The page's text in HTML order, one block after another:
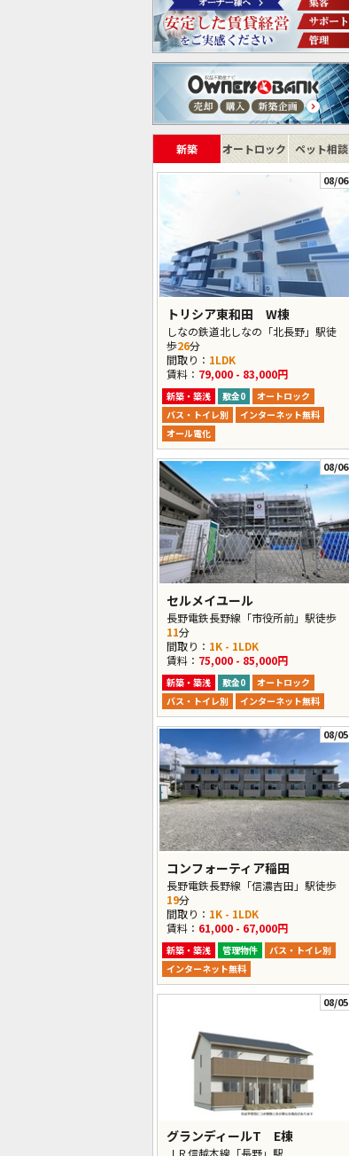
新築 オートロック ペット相談
08/06
トリシア東和田 W棟
しなの鉄道北しなの「北長野」駅徒
歩26分
間取り： 1LDK
賃料： 79,000 - 83,000円
新築・築浅 敷金0
オートロック
バス・トイレ別
インターネット無料
オール電化
08/06
セルメイユール
長野電鉄長野線「市役所前」駅徒歩
11分
間取り： 1K - 1LDK
賃料： 75,000 - 85,000円
新築・築浅 敷金0
オートロック
バス・トイレ別
インターネット無料
08/05
コンフォーティア稲田
長野電鉄長野線「信濃吉田」駅徒歩
19分
間取り： 1K - 1LDK
賃料： 61,000 - 67,000円
新築・築浅 管理物件
バス・トイレ別
インターネット無料
08/05
グランディールT E棟
ＪＲ信越本線「長野」駅